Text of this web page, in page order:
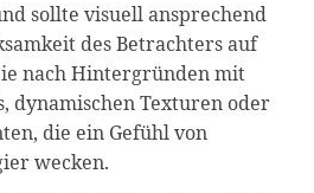
sollte visuell ansprechend
des Betrachters auf
nach Hintergründen mit
dynamischen Texturen oder
die ein Gefühl von
wecken.